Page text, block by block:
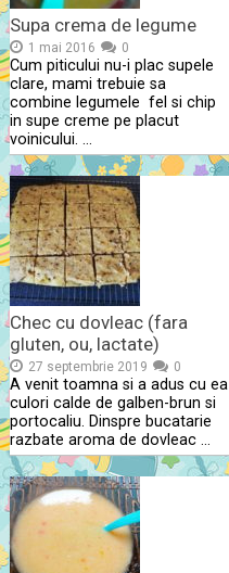
Supa crema de legume
1 mai 2016 0
Cum piticului nu-i plac supele
clare, mami trebuie sa
combine legumele fel si chip
in supe creme pe placut
voinicului. …
Chec cu dovleac (fara
gluten, ou, lactate)
27 septembrie 2019 0
A venit toamna si a adus cu ea
culori calde de galben-brun si
portocaliu. Dinspre bucatarie
razbate aroma de dovleac …